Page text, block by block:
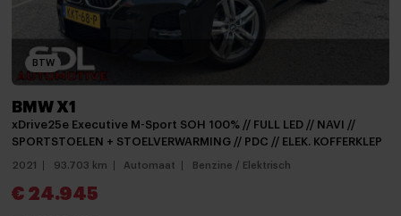
Elektrisch glazen panorama-dak
Getint glas
Grootlichtassistent
Keyless entry
keyless entry
Koplampen adaptief
Koplampen adaptief
BTW
BMW X1
xDrive25e Executive M-Sport SOH 100% // FULL LED // NAVI //
SPORTSTOELEN + STOELVERWARMING // PDC // ELEK. KOFFERKLEP
2021 93.703 km Automaat Benzine / Elektrisch
€ 24.945